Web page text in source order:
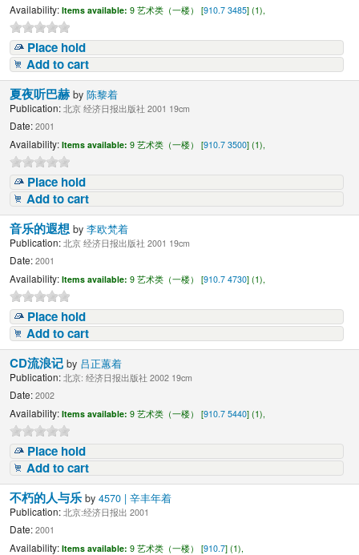
Availability: Items available: 9 艺术类（一楼） [910.7 3485] (1),
Place hold
Add to cart
夏夜听巴赫by陈黎着
Publication: 北京 经济日报出版社 2001 19cm
Date: 2001
Availability: Items available: 9 艺术类（一楼） [910.7 3500] (1),
Place hold
Add to cart
音乐的遐想by李欧梵着
Publication: 北京 经济日报出版社 2001 19cm
Date: 2001
Availability: Items available: 9 艺术类（一楼） [910.7 4730] (1),
Place hold
Add to cart
CD流浪记by 吕正蕙着
Publication: 北京: 经济日报出版社 2002 19cm
Date: 2002
Availability: Items available: 9 艺术类（一楼） [910.7 5440] (1),
Place hold
Add to cart
不朽的人与乐by4570 | 辛丰年着
Publication: 北京:经济日报出 2001
Date: 2001
Availability: Items available: 9 艺术类（一楼） [910.7] (1),